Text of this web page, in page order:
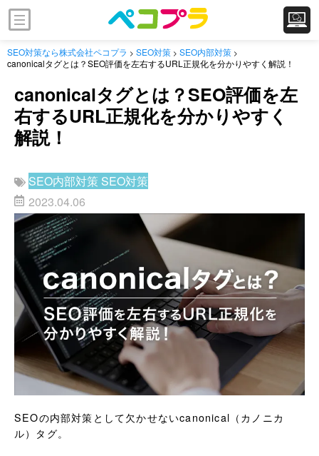
SEO対策なら株式会社ペコプラ > SEO対策 > SEO内部対策 >
canonicalタグとは？SEO評価を左右するURL正規化を分かりやすく解説！
canonicalタグとは？SEO評価を左
右するURL正規化を分かりやすく
解説！
SEO内部対策 SEO対策
2023.04.06
SEOの内部対策として欠かせないcanonical（カノニカ
ル）タグ。